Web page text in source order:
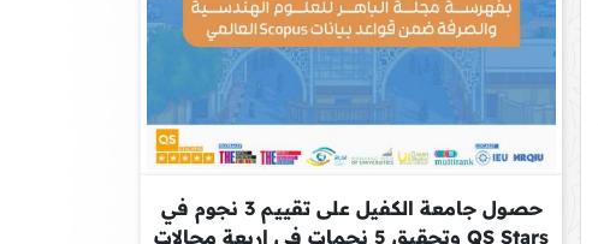
حصول جامعة الكفيل على تقييم 3 نجوم في
QS Stars وتحقيق 5 نجمات في اربعة مجالات